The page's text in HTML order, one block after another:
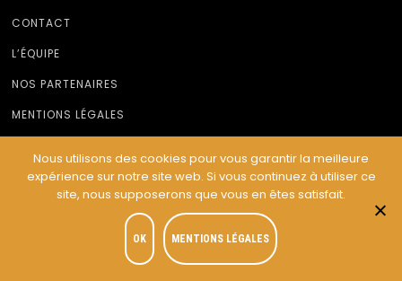
CONTACT
L’ÉQUIPE
NOS PARTENAIRES
MENTIONS LÉGALES
© Le Musicodrome 2022 - Webdesign :Cereal Concept
Nous utilisons des cookies pour vous garantir la meilleure
expérience sur notre site web. Si vous continuez à utiliser ce
site, nous supposerons que vous en êtes satisfait.
OK MENTIONS LÉGALES